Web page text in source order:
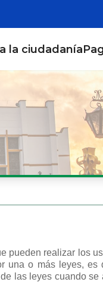
la ciudadanía
pueden realizar los
una o más leyes,
las leyes cuando